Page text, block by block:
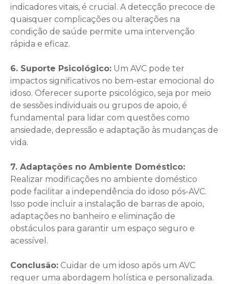
indicadores vitais, é crucial. A detecção precoce de
quaisquer complicações ou alterações na
condição de saúde permite uma intervenção
rápida e eficaz.
6. Suporte Psicológico: Um AVC pode ter
impactos significativos no bem-estar emocional do
idoso. Oferecer suporte psicológico, seja por meio
de sessões individuais ou grupos de apoio, é
fundamental para lidar com questões como
ansiedade, depressão e adaptação às mudanças de
vida.
7. Adaptações no Ambiente Doméstico:
Realizar modificações no ambiente doméstico
pode facilitar a independência do idoso pós-AVC.
Isso pode incluir a instalação de barras de apoio,
adaptações no banheiro e eliminação de
obstáculos para garantir um espaço seguro e
acessível.
Conclusão: Cuidar de um idoso após um AVC
requer uma abordagem holística e personalizada.